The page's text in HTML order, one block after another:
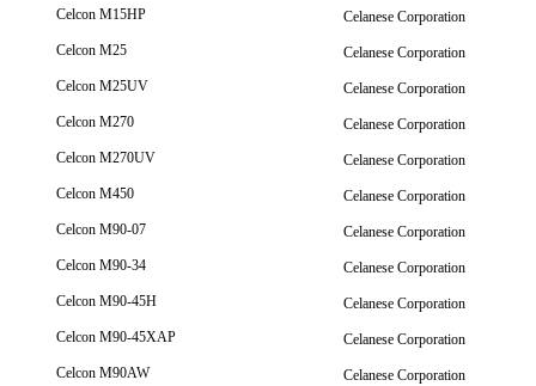
Celcon M15HP
Celanese Corporation
Celcon M25
Celanese Corporation
Celcon M25UV
Celanese Corporation
Celcon M270
Celanese Corporation
Celcon M270UV
Celanese Corporation
Celcon M450
Celanese Corporation
Celcon M90-07
Celanese Corporation
Celcon M90-34
Celanese Corporation
Celcon M90-45H
Celanese Corporation
Celcon M90-45XAP
Celanese Corporation
Celcon M90AW
Celanese Corporation